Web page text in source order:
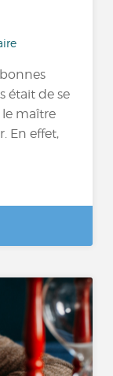
était de se
le maître
En effet,